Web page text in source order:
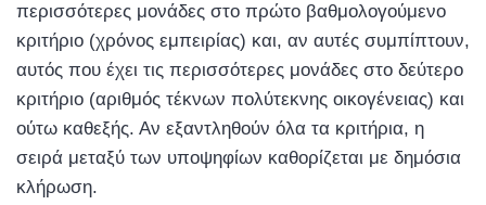
περισσότερες μονάδες στο πρώτο βαθμολογούμενο
κριτήριο (χρόνος εμπειρίας) και, αν αυτές συμπίπτουν,
αυτός που έχει τις περισσότερες μονάδες στο δεύτερο
κριτήριο (αριθμός τέκνων πολύτεκνης οικογένειας) και
ούτω καθεξής. Αν εξαντληθούν όλα τα κριτήρια, η
σειρά μεταξύ των υποψηφίων καθορίζεται με δημόσια
κλήρωση.